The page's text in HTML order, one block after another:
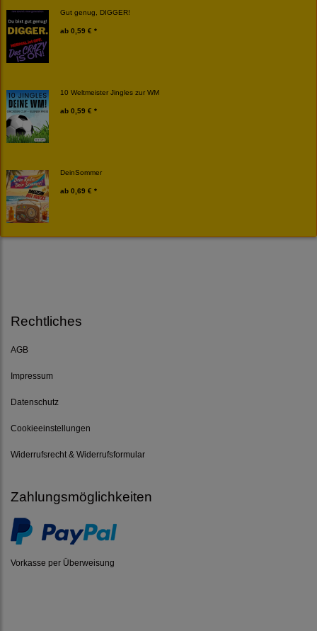
Gut genug, DIGGER!
ab 0,59 € *
10 Weltmeister Jingles zur WM
ab 0,59 € *
DeinSommer
ab 0,69 € *
Rechtliches
AGB
Impressum
Datenschutz
Cookieeinstellungen
Widerrufsrecht & Widerrufsformular
Zahlungsmöglichkeiten
Vorkasse per Überweisung